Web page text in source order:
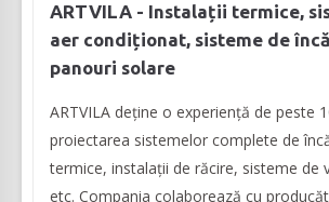
ARTVILA - Instalații termice,
aer condiționat, sisteme de
panouri solare
ARTVILA deține o experiență de peste
proiectarea sistemelor complete de
termice, instalații de răcire, sisteme de
etc. Compania colaborează cu